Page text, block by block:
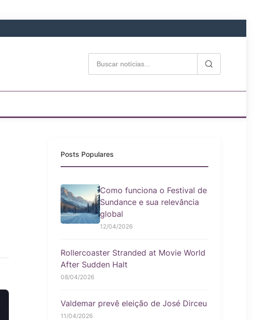
Posts Populares
Como funciona o Festival de
Sundance e sua relevância
global
12/04/2026
Rollercoaster Stranded at Movie World
After Sudden Halt
08/04/2026
Valdemar prevê eleição de José Dirceu
11/04/2026